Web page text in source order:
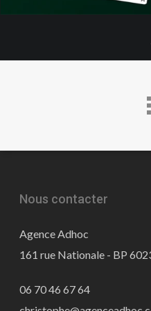
Nous contacter
Agence Adhoc
161 rue Nationale - BP
06 70 46 67 64